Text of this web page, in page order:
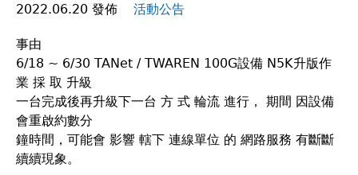
2022.06.20 發佈 活動公告
事由
6/18 ~ 6/30 TANet / TWAREN 100G設備 N5K升版作
業 採 取 升級
一台完成後再升級下一台 方 式 輪流 進行， 期間 因設備
會重啟約數分
鐘時間，可能會 影響 轄下 連線單位 的 網路服務 有斷斷
續續現象。